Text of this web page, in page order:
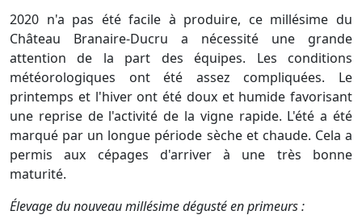
2020 n'a pas été facile à produire, ce millésime du
Château Branaire-Ducru a nécessité une grande
attention de la part des équipes. Les conditions
météorologiques ont été assez compliquées. Le
printemps et l'hiver ont été doux et humide favorisant
une reprise de l'activité de la vigne rapide. L'été a été
marqué par un longue période sèche et chaude. Cela a
permis aux cépages d'arriver à une très bonne
maturité.
Élevage du nouveau millésime dégusté en primeurs :